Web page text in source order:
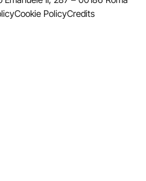
Cookie PolicyCredits